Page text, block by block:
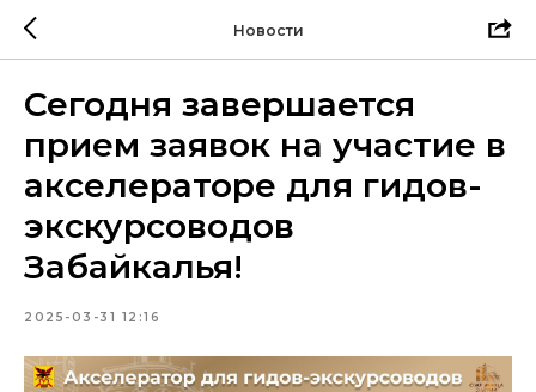
Новости
Сегодня завершается
прием заявок на участие в
акселераторе для гидов-
экскурсоводов
Забайкалья!
2025-03-31 12:16